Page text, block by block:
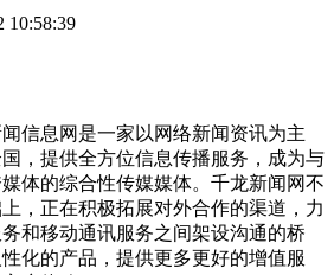
10:58:39
信息网是一家以网络新闻资讯为主
，提供全方位信息传播服务，成为与
体的综合性传媒媒体。千龙新闻网不
，正在积极拓展对外合作的渠道，力
和移动通讯服务之间架设沟通的桥
化的产品，提供更多更好的增值服